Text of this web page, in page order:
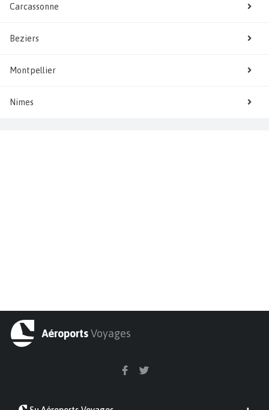
Carcassonne
Beziers
Montpellier
Nimes
AéroportsVoyages